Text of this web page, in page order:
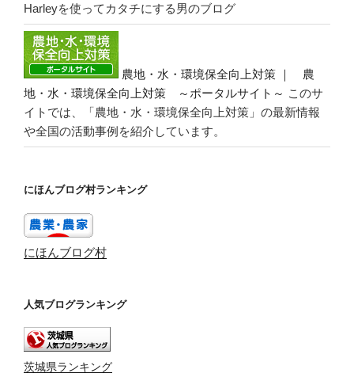
Harleyを使ってカタチにする男のブログ
農地・水・環境保全向上対策 ｜ 農
地・水・環境保全向上対策 ～ポータルサイト～ このサ
イトでは、「農地・水・環境保全向上対策」の最新情報
や全国の活動事例を紹介しています。
にほんブログ村ランキング
にほんブログ村
人気ブログランキング
茨城県ランキング